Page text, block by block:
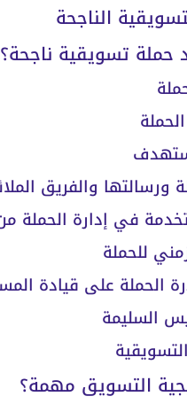
الناجحة
تسويقية ناجحة؟
التسويق مهمة؟